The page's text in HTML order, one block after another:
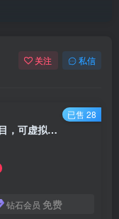
关注 私信
外面收费1980的抖音知识马拉松直播项目，可虚拟人直播，抖音报白，实时互动直播【软件+教程】
钻石会员 免费
已售 28